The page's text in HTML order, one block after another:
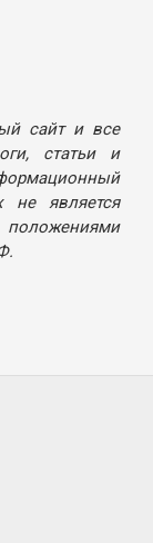
сайт и все
статьи и
не является